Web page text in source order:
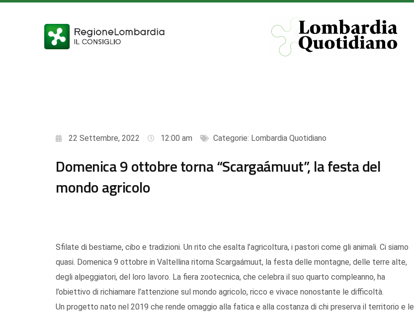
22 Settembre, 2022 12:00 am Categorie: Lombardia Quotidiano
Domenica 9 ottobre torna “Scargaámuut”, la festa del
mondo agricolo
Sfilate di bestiame, cibo e tradizioni. Un rito che esalta l’agricoltura, i pastori come gli animali. Ci siamo
quasi. Domenica 9 ottobre in Valtellina ritorna Scargaámuut, la festa delle montagne, delle terre alte,
degli alpeggiatori, del loro lavoro. La fiera zootecnica, che celebra il suo quarto compleanno, ha
l’obiettivo di richiamare l’attenzione sul mondo agricolo, ricco e vivace nonostante le difficoltà.
Un progetto nato nel 2019 che rende omaggio alla fatica e alla costanza di chi preserva il territorio e le